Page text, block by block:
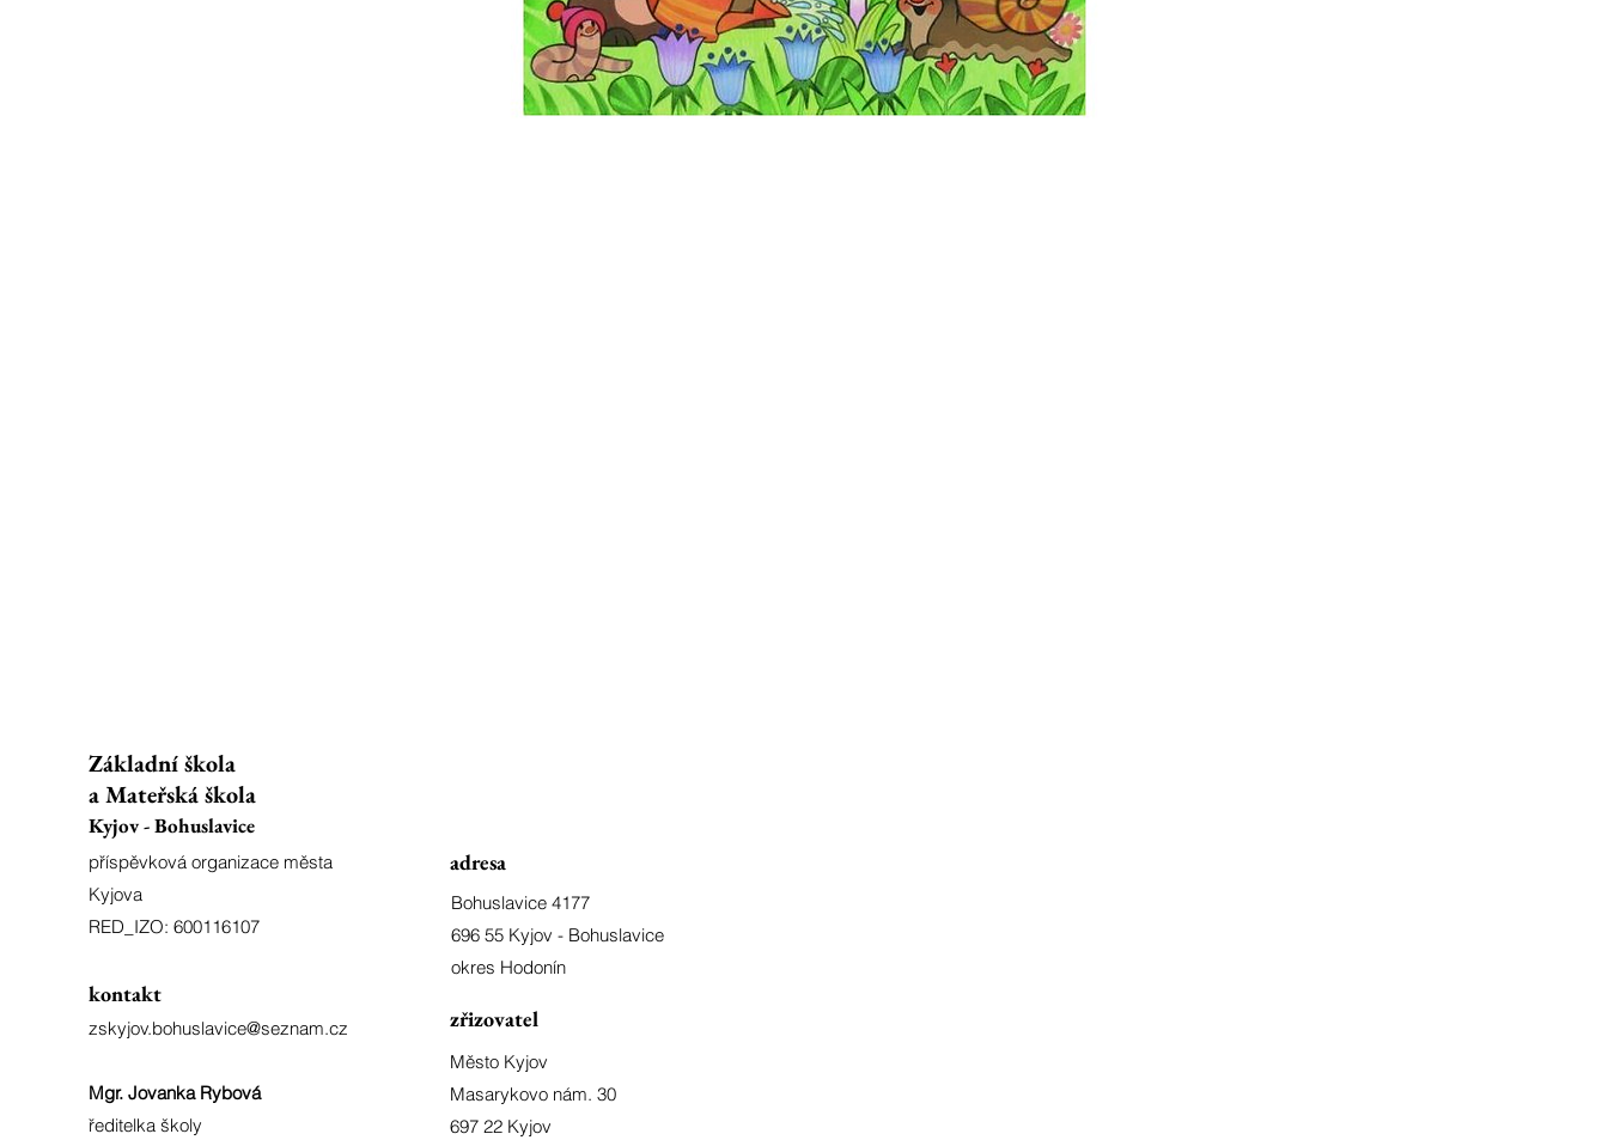
Základní škola
a Mateřská škola
Kyjov - Bohuslavice
příspěvková organizace města
Kyjova
RED_IZO: 600116107
kontakt
zskyjov.bohuslavice@seznam.cz
Mgr. Jovanka Rybová
ředitelka školy
adresa
Bohuslavice 4177
696 55 Kyjov - Bohuslavice
okres Hodonín
zřizovatel
Město Kyjov
Masarykovo nám. 30
697 22 Kyjov